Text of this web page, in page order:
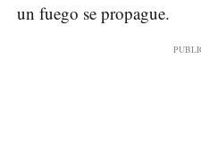
un fuego se propague.